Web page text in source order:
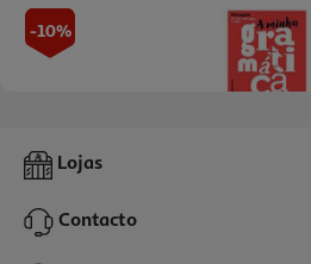
-10%
Livro A Minha Gramática Prática 3.º Ciclo
16,60 € PVP de editor
14,94 €
Lojas
Contacto